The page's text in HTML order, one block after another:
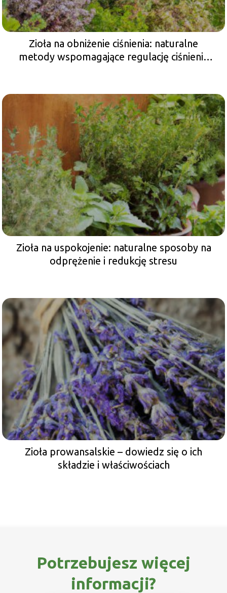
Zioła na obniżenie ciśnienia: naturalne
metody wspomagające regulację ciśnienia
Zioła na uspokojenie: naturalne sposoby na
odprężenie i redukcję stresu
Zioła prowansalskie – dowiedz się o ich
składzie i właściwościach
Potrzebujesz więcej
informacji?